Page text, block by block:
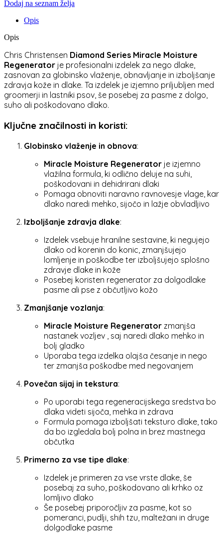
Dodaj na seznam želja
Opis
Opis
Chris Christensen Diamond Series Miracle Moisture
Regenerator je profesionalni izdelek za nego dlake,
zasnovan za globinsko vlaženje, obnavljanje in izboljšanje
zdravja kože in dlake. Ta izdelek je izjemno priljubljen med
groomerji in lastniki psov, še posebej za pasme z dolgo,
suho ali poškodovano dlako.
Ključne značilnosti in koristi:
Globinsko vlaženje in obnova:
Miracle Moisture Regenerator je izjemno
vlažilna formula, ki odlično deluje na suhi,
poškodovani in dehidrirani dlaki
Pomaga obnoviti naravno ravnovesje vlage, kar
dlako naredi mehko, sijočo in lažje obvladljivo
Izboljšanje zdravja dlake:
Izdelek vsebuje hranilne sestavine, ki negujejo
dlako od korenin do konic, zmanjšujejo
lomljenje in poškodbe ter izboljšujejo splošno
zdravje dlake in kože
Posebej koristen regenerator za dolgodlake
pasme ali pse z občutljivo kožo
Zmanjšanje vozlanja:
Miracle Moisture Regenerator zmanjša
nastanek vozljev , saj naredi dlako mehko in
bolj gladko
Uporaba tega izdelka olajša česanje in nego
ter zmanjša poškodbe med negovanjem
Povečan sijaj in tekstura:
Po uporabi tega regeneracijskega sredstva bo
dlaka videti sijoča, mehka in zdrava
Formula pomaga izboljšati teksturo dlake, tako
da bo izgledala bolj polna in brez mastnega
občutka
Primerno za vse tipe dlake:
Izdelek je primeren za vse vrste dlake, še
posebaj za suho, poškodovano ali krhko oz
lomljivo dlako
Še posebej priporočljiv za pasme, kot so
pomeranci, pudlji, shih tzu, maltežani in druge
dolgodlake pasme